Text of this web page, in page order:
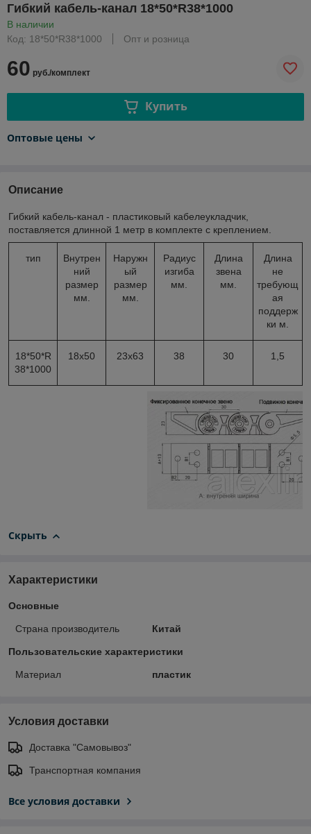
Гибкий кабель-канал 18*50*R38*1000
В наличии
Код: 18*50*R38*1000
Опт и розница
60 руб./комплект
Купить
Оптовые цены
Описание
Гибкий кабель-канал - пластиковый кабелеукладчик,
поставляется длинной 1 метр в комплекте с креплением.
тип
Внутрен
ний
размер
мм.
Наружн
ый
размер
мм.
Радиус
изгиба
мм.
Длина
звена
мм.
Длина
не
требующ
ая
поддерж
ки м.
18*50*R
38*1000
18х50 23х63 38 30 1,5
Скрыть
Характеристики
Основные
Страна производитель Китай
Пользовательские характеристики
Материал пластик
Условия доставки
Доставка "Самовывоз"
Транспортная компания
Все условия доставки